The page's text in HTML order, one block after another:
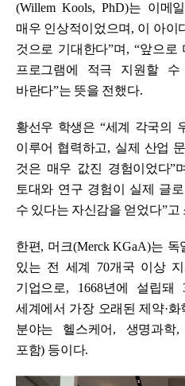
(Willem Kools, PhD)는 이메
매우 인상적이었으며 , 이 아이
것으로 기대한다”며 , “앞으로
프로그램에 적극 지원할
바란다”는 뜻을 전했다.
황선우 학생은 “세계 각국의
이루어 협력하고, 실제 산업
것은 매우 값진 경험이었다”며
토대와 연구 경험이 실제 글
수 있다는 자신감을 얻었다”고
한편, 머크(Merck KGaA)는 독
있는 전 세계 70개국 이상
기업으로, 1668년에 설립돼
세계에서 가장 오래된 제약·화
분야는 헬스케어 , 생명과학,
포함) 등이다.